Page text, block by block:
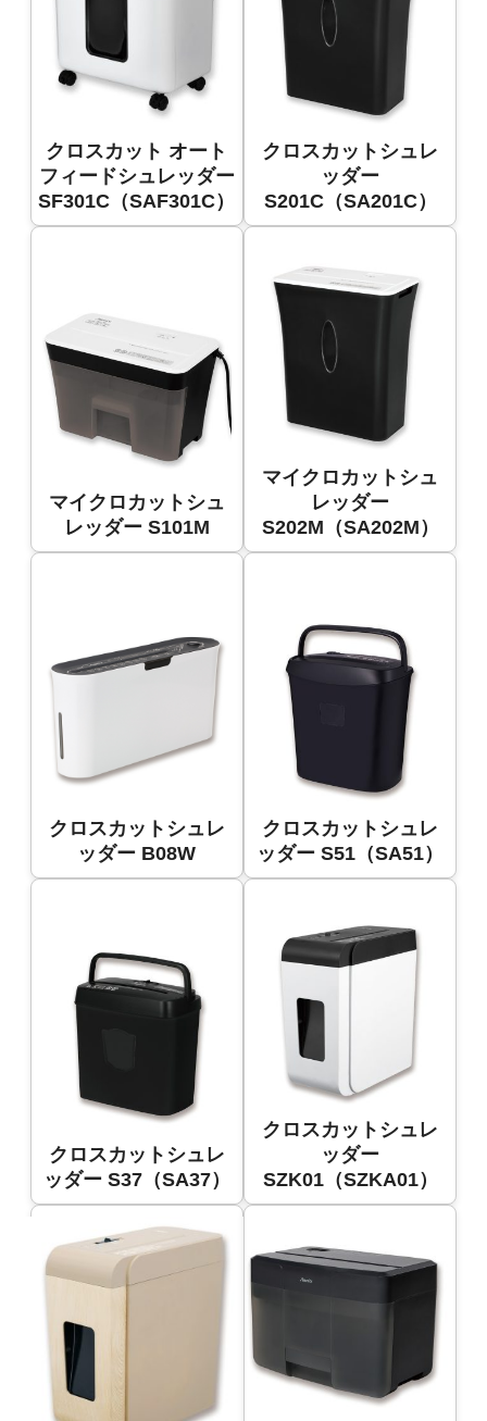
クロスカット オート
フィードシュレッダー
SF301C（SAF301C）
クロスカットシュレ
ッダー
S201C（SA201C）
マイクロカットシュ
レッダー S101M
マイクロカットシュ
レッダー
S202M（SA202M）
クロスカットシュレ
ッダー B08W
クロスカットシュレ
ッダー S51（SA51）
クロスカットシュレ
ッダー S37（SA37）
クロスカットシュレ
ッダー
SZK01（SZKA01）